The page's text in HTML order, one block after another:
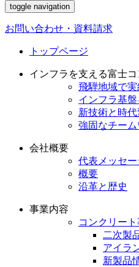
toggle navigation
お問い合わせ・資料請求
トップページ
インフラを支える富士コ
飛騨地域で実
インフラ基
新技術と時
強固なチー
会社概要
代表メッセー
概要
沿革と歴史
事業内容
コンクリー
二次製
アイラ
新製品